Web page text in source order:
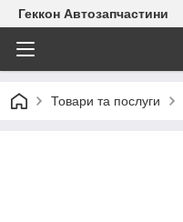
Геккон Автозапчастини
Товари та послуги